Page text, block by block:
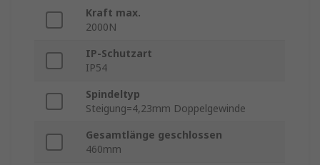
Kraft max.
2000N
IP-Schutzart
IP54
Spindeltyp
Steigung=4,23mm Doppelgewinde
Gesamtlänge geschlossen
460mm